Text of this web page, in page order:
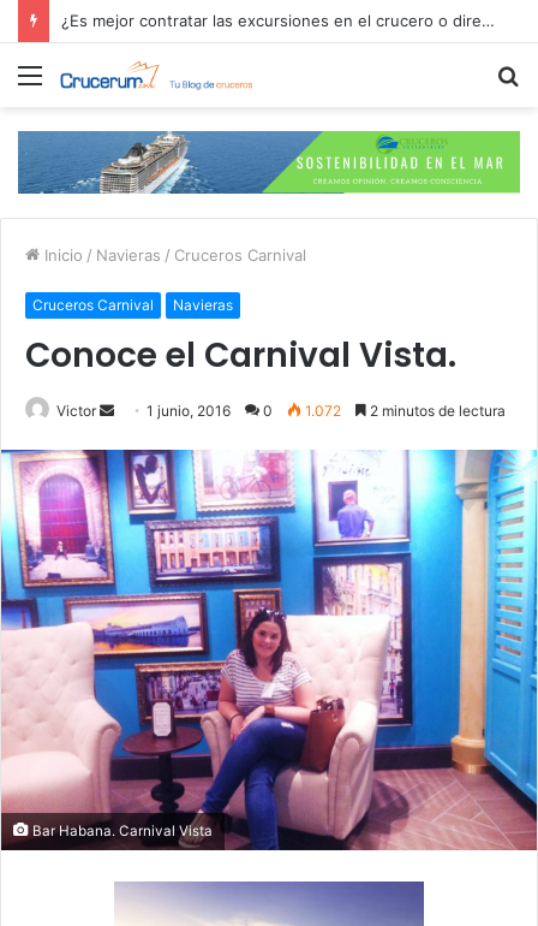
¿Es mejor contratar las excursiones en el crucero o directamente en el puerto?
Menú
Inicio / Navieras / Cruceros Carnival
Cruceros Carnival Navieras
Conoce el Carnival Vista.
Victor
Send
email
1 junio, 2016 0 1.072 2 minutos de lectura
Bar Habana. Carnival Vista